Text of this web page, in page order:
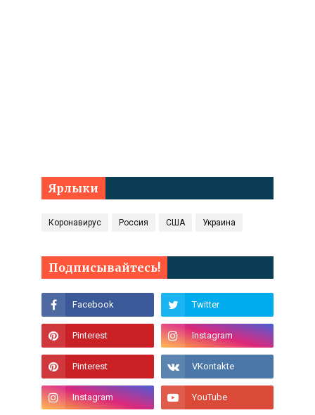
Ярлыки
Коронавирус Россия США Украина
Подписывайтесь!